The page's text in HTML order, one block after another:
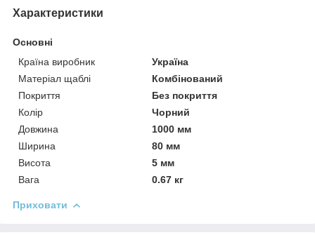
Характеристики
Основні
Країна виробник
Україна
Матеріал щаблі
Комбінований
Покриття
Без покриття
Колір
Чорний
Довжина
1000 мм
Ширина
80 мм
Висота
5 мм
Вага
0.67 кг
Приховати